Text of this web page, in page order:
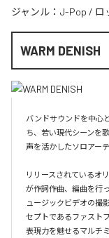
ジャンル： J-Pop / ロ
WARM DENISH
バンドサウンドを中心
ち、若い現代シーンを
声を活かしたソロアーテ
リリースされているオ
が作詞作曲、編曲を行
ュージックビデオの撮
セプトであるファスト
表現力を魅せるマルチ